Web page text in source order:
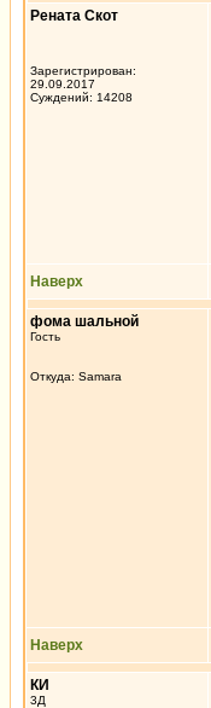
Рената Скот
Зарегистрирован:
29.09.2017
Суждений: 14208
Наверх
фома шальной
Гость
Откуда: Samara
Наверх
КИ
3Д